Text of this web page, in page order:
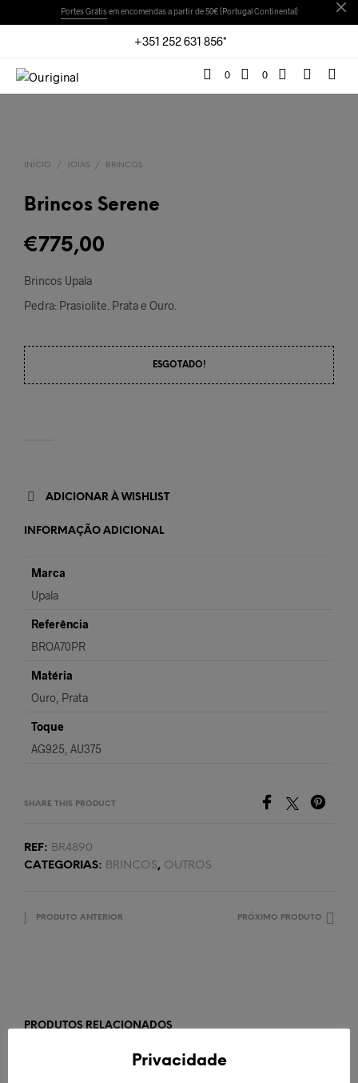
Portes Grátisem encomendas a partir de 50€ (Portugal Continental)
+351 252 631 856*
0 0
INÍCIO / JÓIAS / BRINCOS
Brincos Serene
€775,00
Brincos Upala
Pedra: Prasiolite. Prata e Ouro.
ESGOTADO!
ADICIONAR À WISHLIST
INFORMAÇÃO ADICIONAL
Marca
Upala
Referência
BROA70PR
Matéria
Ouro, Prata
Toque
AG925, AU375
SHARE THIS PRODUCT
REF: BR4890
CATEGORIAS: BRINCOS, OUTROS
PRODUTO ANTERIOR PRÓXIMO PRODUTO
PRODUTOS RELACIONADOS
Privacidade